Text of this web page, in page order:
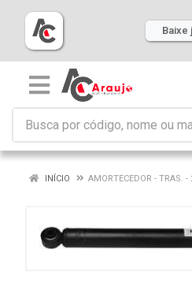
Baixe
INÍCIO AMORTECEDOR - TRAS.